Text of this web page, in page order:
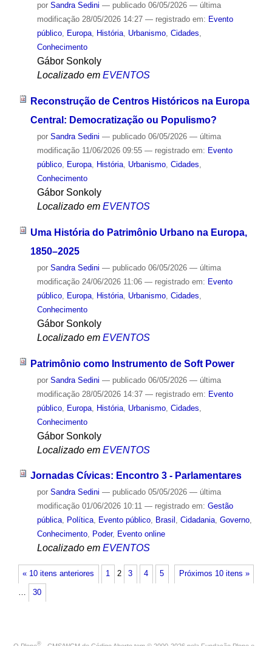
por Sandra Sedini — publicado06/05/2026 — última
modificação28/05/2026 14:27 — registrado em: Evento
público, Europa, História, Urbanismo, Cidades,
Conhecimento
Gábor Sonkoly
Localizado em EVENTOS
Reconstrução de Centros Históricos na Europa
Central: Democratização ou Populismo?
por Sandra Sedini — publicado06/05/2026 — última
modificação11/06/2026 09:55 — registrado em: Evento
público, Europa, História, Urbanismo, Cidades,
Conhecimento
Gábor Sonkoly
Localizado em EVENTOS
Uma História do Patrimônio Urbano na Europa,
1850–2025
por Sandra Sedini — publicado06/05/2026 — última
modificação24/06/2026 11:06 — registrado em: Evento
público, Europa, História, Urbanismo, Cidades
Conhecimento
Gábor Sonkoly
Localizado em EVENTOS
Patrimônio como Instrumento de Soft Power
por Sandra Sedini — publicado06/05/2026 — última
modificação28/05/2026 14:37 — registrado em: Evento
público, Europa, História, Urbanismo, Cidades
Conhecimento
Gábor Sonkoly
Localizado em EVENTOS
Jornadas Cívicas: Encontro 3 - Parlamentares
por Sandra Sedini — publicado05/05/2026 — última
modificação01/06/2026 10:11 — registrado em: Gestão
pública, Política, Evento público, Brasil , Cidadania, Governo,
Conhecimento, Poder, Evento online
Localizado em EVENTOS
« 10 itens anteriores Próximos 10 itens »
1 2 3 4 5
… 30
®